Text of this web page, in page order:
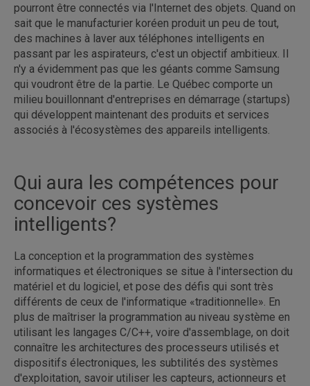
pourront être connectés via l'Internet des objets. Quand on
sait que le manufacturier koréen produit un peu de tout,
des machines à laver aux téléphones intelligents en
passant par les aspirateurs, c'est un objectif ambitieux. Il
n'y a évidemment pas que les géants comme Samsung
qui voudront être de la partie. Le Québec comporte un
milieu bouillonnant d'entreprises en démarrage (startups)
qui développent maintenant des produits et services
associés à l'écosystèmes des appareils intelligents.
Qui aura les compétences pour
concevoir ces systèmes
intelligents?
La conception et la programmation des systèmes
informatiques et électroniques se situe à l'intersection du
matériel et du logiciel, et pose des défis qui sont très
différents de ceux de l'informatique «traditionnelle». En
plus de maîtriser la programmation au niveau système en
utilisant les langages C/C++, voire d'assemblage, on doit
connaître les architectures des processeurs utilisés et
dispositifs électroniques, les subtilités des systèmes
d'exploitation, savoir utiliser les capteurs, actionneurs et